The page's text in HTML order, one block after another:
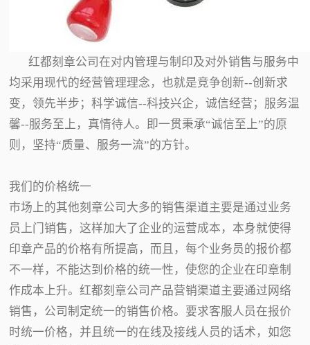
红都刻章公司在对内管理与制印及对外销售与服务中
均采用现代的经营管理理念，也就是竞争创新--创新求
变，领先半步；科学诚信--科技兴企，诚信经营；服务温
馨--服务至上，真情待人。即一贯秉承“诚信至上”的原
则，坚持“质量、服务一流”的方针。
我们的价格统一
市场上的其他刻章公司大多的销售渠道主要是通过业务
员上门销售，这样加大了企业的运营成本，本身就使得
印章产品的价格有所提高，而且，每个业务员的报价都
不一样，不能达到价格的统一性，使您的企业在印章制
作成本上升。红都刻章公司产品营销渠道主要通过网络
销售，公司制定统一的销售价格。要求客服人员在报价
时统一价格，并且统一的在线及接线人员的话术，如您